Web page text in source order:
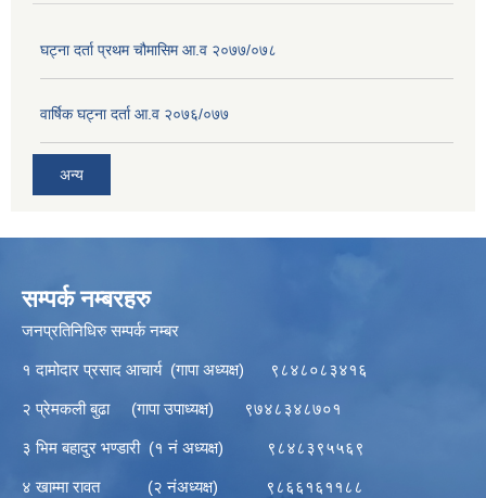
घट्ना दर्ता प्रथम चौमासिम आ.व २०७७/०७८
वार्षिक घट्ना दर्ता आ.व २०७६/०७७
अन्य
सम्पर्क नम्बरहरु
जनप्रतिनिधिरु सम्पर्क नम्बर
१ दामोदार प्रसाद आचार्य (गापा अध्यक्ष) ९८४८०८३४१६
२ प्रेमकली बुढा (गापा उपाध्यक्ष) ९७४८३४८७०१
३ भिम बहादुर भण्डारी (१ नं अध्यक्ष) ९८४८३९५५६९
४ खाम्मा रावत (२ नंअध्यक्ष) ९८६६१६११८८